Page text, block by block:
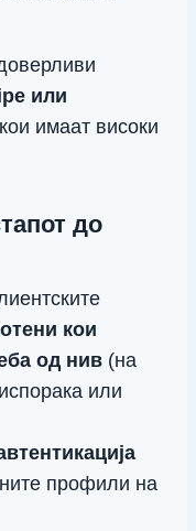
или
имаат високи
до
кои
од нив (на
или
профили на